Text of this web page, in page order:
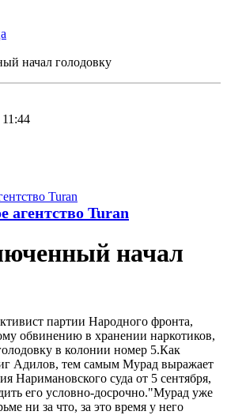
начал голодовку
11:44
Turan
начал
партии Народного фронта,
обвинению в хранении наркотиков,
в колонии номер 5.Как
Адилов, тем самым Мурад выражает
Наримановского суда от 5 сентября,
его условно-досрочно."Мурад уже
ни за что, за это время у него